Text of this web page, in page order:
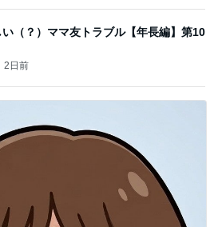
（？）ママ友トラブル【年長編】第10
2日前